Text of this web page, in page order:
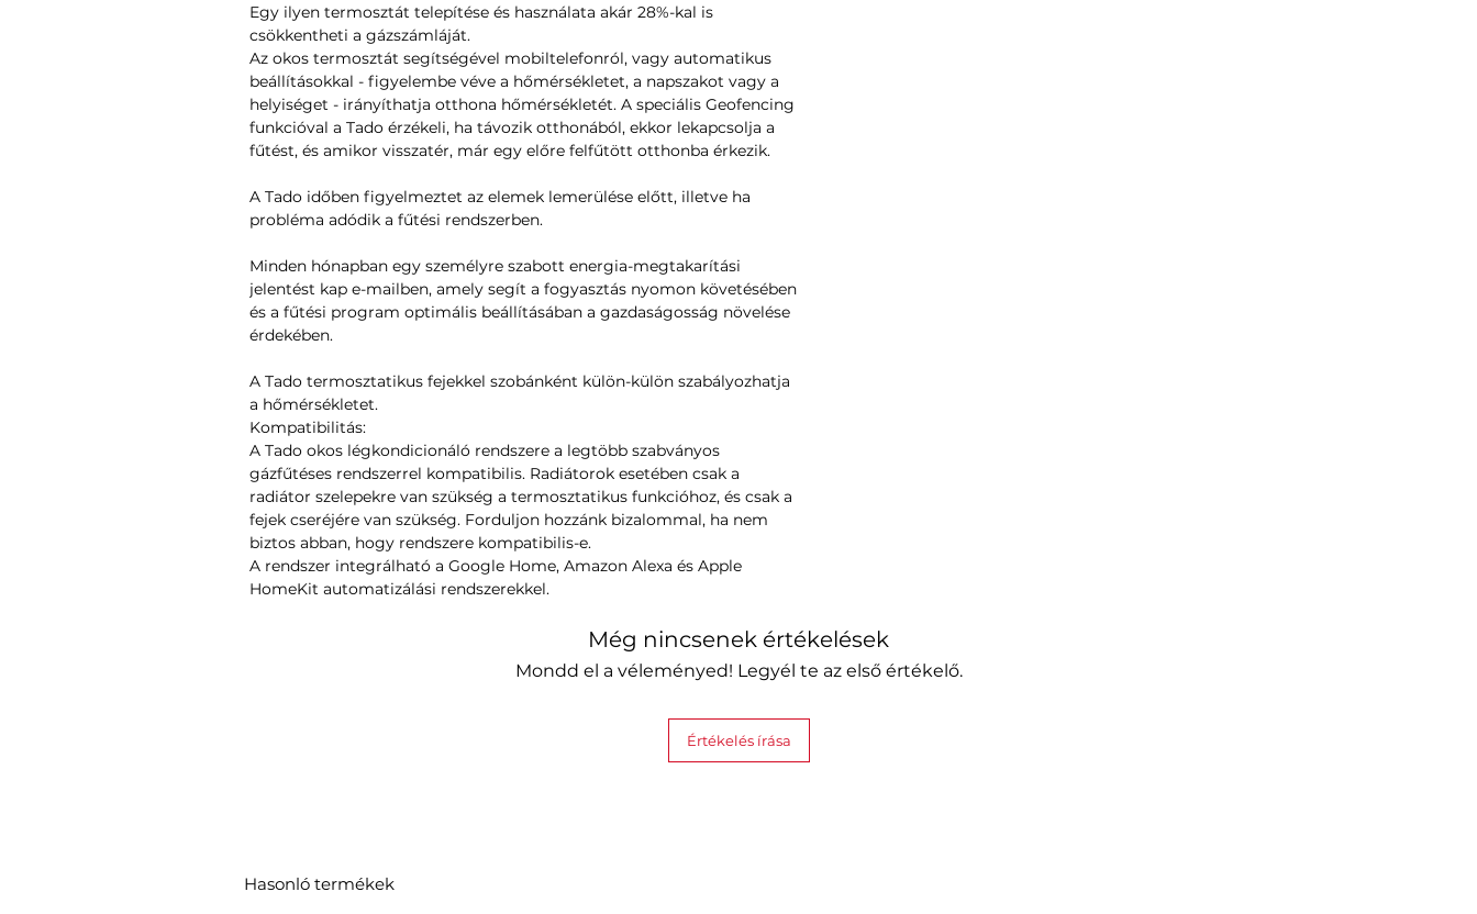
Egy ilyen termosztát telepítése és használata akár 28%-kal is
csökkentheti a gázszámláját.
Az okos termosztát segítségével mobiltelefonról, vagy automatikus
beállításokkal - figyelembe véve a hőmérsékletet, a napszakot vagy a
helyiséget - irányíthatja otthona hőmérsékletét. A speciális Geofencing
funkcióval a Tado érzékeli, ha távozik otthonából, ekkor lekapcsolja a
fűtést, és amikor visszatér, már egy előre felfűtött otthonba érkezik.
A Tado időben figyelmeztet az elemek lemerülése előtt, illetve ha
probléma adódik a fűtési rendszerben.
Minden hónapban egy személyre szabott energia-megtakarítási
jelentést kap e-mailben, amely segít a fogyasztás nyomon követésében
és a fűtési program optimális beállításában a gazdaságosság növelése
érdekében.
A Tado termosztatikus fejekkel szobánként külön-külön szabályozhatja
a hőmérsékletet.
Kompatibilitás:
A Tado okos légkondicionáló rendszere a legtöbb szabványos
gázfűtéses rendszerrel kompatibilis. Radiátorok esetében csak a
radiátor szelepekre van szükség a termosztatikus funkcióhoz, és csak a
fejek cseréjére van szükség. Forduljon hozzánk bizalommal, ha nem
biztos abban, hogy rendszere kompatibilis-e.
A rendszer integrálható a Google Home, Amazon Alexa és Apple
HomeKit automatizálási rendszerekkel.
Még nincsenek értékelések
Mondd el a véleményed! Legyél te az első értékelő.
Értékelés írása
Hasonló termékek